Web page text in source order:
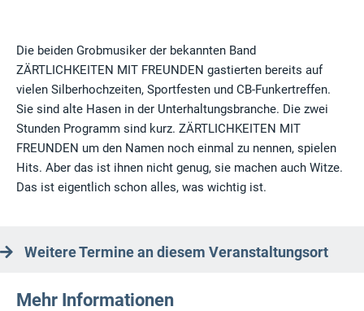
Die beiden Grobmusiker der bekannten Band
ZÄRTLICHKEITEN MIT FREUNDEN gastierten bereits auf
vielen Silberhochzeiten, Sportfesten und CB-Funkertreffen.
Sie sind alte Hasen in der Unterhaltungsbranche. Die zwei
Stunden Programm sind kurz. ZÄRTLICHKEITEN MIT
FREUNDEN um den Namen noch einmal zu nennen, spielen
Hits. Aber das ist ihnen nicht genug, sie machen auch Witze.
Das ist eigentlich schon alles, was wichtig ist.
Weitere Termine an diesem Veranstaltungsort
Mehr Informationen